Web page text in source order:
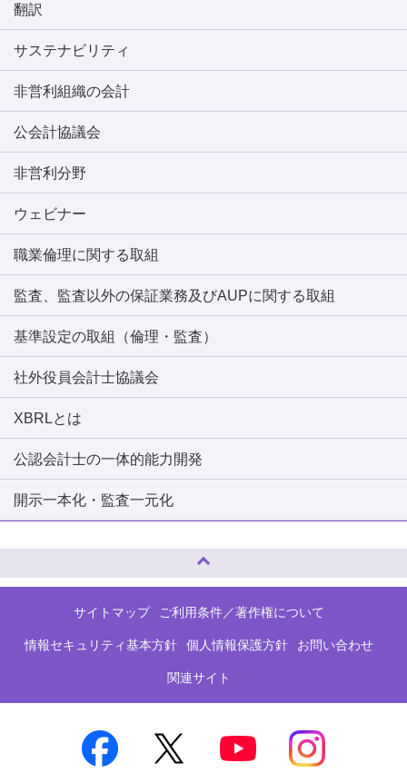
翻訳
サステナビリティ
非営利組織の会計
公会計協議会
非営利分野
ウェビナー
職業倫理に関する取組
監査、監査以外の保証業務及びAUPに関する取組
基準設定の取組（倫理・監査）
社外役員会計士協議会
XBRLとは
公認会計士の一体的能力開発
開示一本化・監査一元化
サイトマップ ご利用条件／著作権について
情報セキュリティ基本方針 個人情報保護方針 お問い合わせ
関連サイト